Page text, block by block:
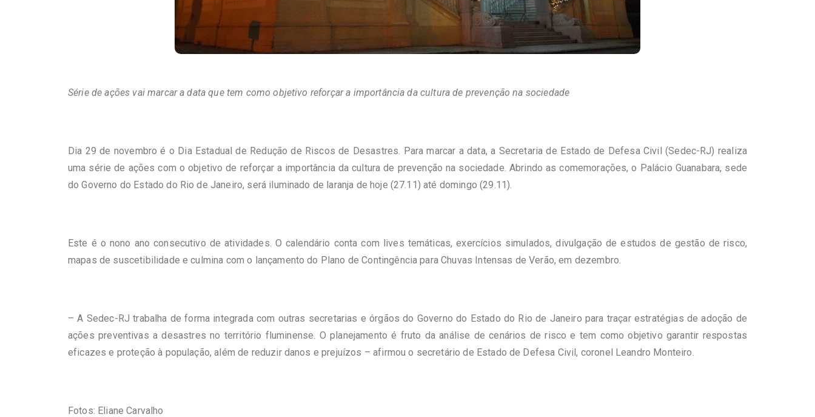
Série de ações vai marcar a data que tem como objetivo reforçar a importância da cultura de prevenção na sociedade
Dia 29 de novembro é o Dia Estadual de Redução de Riscos de Desastres. Para marcar a data, a Secretaria de Estado de Defesa Civil (Sedec-RJ) realiza
uma série de ações com o objetivo de reforçar a importância da cultura de prevenção na sociedade. Abrindo as comemorações, o Palácio Guanabara, sede
do Governo do Estado do Rio de Janeiro, será iluminado de laranja de hoje (27.11) até domingo (29.11).
Este é o nono ano consecutivo de atividades. O calendário conta com lives temáticas, exercícios simulados, divulgação de estudos de gestão de risco,
mapas de suscetibilidade e culmina com o lançamento do Plano de Contingência para Chuvas Intensas de Verão, em dezembro.
– A Sedec-RJ trabalha de forma integrada com outras secretarias e órgãos do Governo do Estado do Rio de Janeiro para traçar estratégias de adoção de
ações preventivas a desastres no território fluminense. O planejamento é fruto da análise de cenários de risco e tem como objetivo garantir respostas
eficazes e proteção à população, além de reduzir danos e prejuízos – afirmou o secretário de Estado de Defesa Civil, coronel Leandro Monteiro.
Fotos: Eliane Carvalho